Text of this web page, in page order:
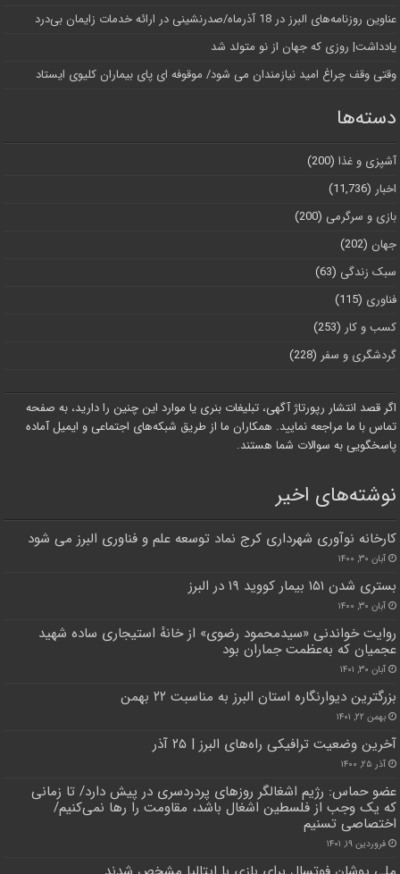
عناوین روزنامه‌های البرز در ‌18 آذرماه/صدرنشینی در ارائه خدمات زایمان بی‌درد
یادداشت| روزی که جهان از نو متولد شد
وقتی وقف چراغ امید نیازمندان می شود/ موقوفه ای پای بیماران کلیوی ایستاد
دسته‌ها
آشپزی و غذا (200)
اخبار (11,736)
بازی و سرگرمی (200)
جهان (202)
سبک زندگی (63)
فناوری (115)
کسب و کار (253)
گردشگری و سفر (228)
اگر قصد انتشار رپورتاژ آگهی، تبلیغات بنری یا موارد این چنین را دارید، به صفحه
تماس با ما مراجعه نمایید. همکاران ما از طریق شبکه‌های اجتماعی و ایمیل آماده
پاسخگویی به سوالات شما هستند.
نوشته‌های اخیر
کارخانه نوآوری شهرداری کرج نماد توسعه علم و فناوری البرز می شود
آبان ۳۰, ۱۴۰۰
بستری شدن ۱۵۱ بیمار کووید ۱۹ در البرز
آبان ۳۰, ۱۴۰۰
روایت خواندنی «سیدمحمود رضوی» از خانهٔ استیجاری ساده‌ شهید
عجمیان که به‌عظمت جماران بود
آبان ۳۰, ۱۴۰۱
بزرگترین دیوارنگاره استان البرز به مناسبت ۲۲ بهمن
بهمن ۲۲, ۱۴۰۱
آخرین وضعیت ترافیکی راه‌های البرز | ۲۵ آذر
آذر ۲۵, ۱۴۰۰
عضو حماس: رژیم اشغالگر روزهای پردردسری در پیش دارد/ تا زمانی
که یک وجب از فلسطین اشغال باشد، مقاومت را رها نمی‌کنیم/
اختصاصی تسنیم
فروردین ۱۹, ۱۴۰۱